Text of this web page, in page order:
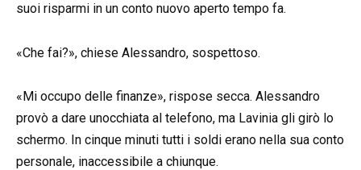
suoi risparmi in un conto nuovo aperto tempo fa.
«Che fai?», chiese Alessandro, sospettoso.
«Mi occupo delle finanze», rispose secca. Alessandro
provò a dare unocchiata al telefono, ma Lavinia gli girò lo
schermo. In cinque minuti tutti i soldi erano nella sua conto
personale, inaccessibile a chiunque.